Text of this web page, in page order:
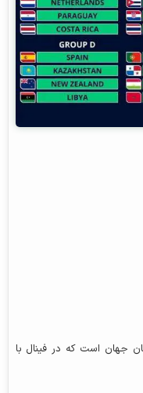
جهان است که در فینال با